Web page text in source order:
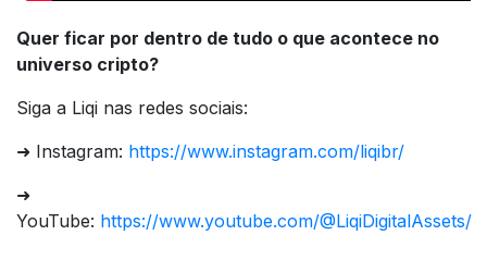
Quer ficar por dentro de tudo o que acontece no
universo cripto?
Siga a Liqi nas redes sociais:
➜ Instagram: https://www.instagram.com/liqibr/
➜
YouTube: https://www.youtube.com/@LiqiDigitalAssets/